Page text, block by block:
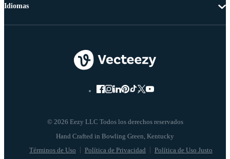
© 2026 Eezy LLC Todos los derechos reservados
Términos de Uso Política de Privacidad Política de Uso Justo
Idiomas